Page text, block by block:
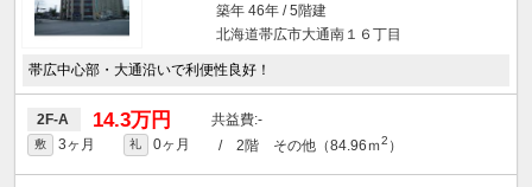
築年 46年 / 5階建
北海道帯広市大通南１６丁目
帯広中心部・大通沿いで利便性良好！
2F-A 14.3万円 -
敷 3ヶ月 礼 0ヶ月 / 2階 その他（84.96ｍ2 ）